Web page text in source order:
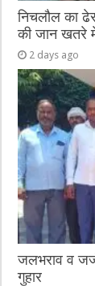
निचलौल का
की जान खतरे
2 days ago
जलभराव व
गुहार